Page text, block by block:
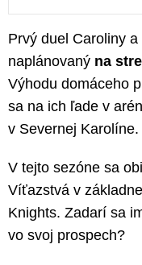
Prvý duel Caroliny
naplánovaný na
Výhodu domáceho
sa na ich ľade v
v Severnej Karolíne.
V tejto sezóne sa
Víťazstvá v
Knights. Zadarí sa
vo svoj prospech?